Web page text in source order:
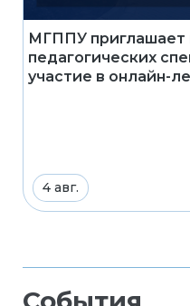
МГППУ приглашает
педагогических
участие в онлайн-
4 авг.